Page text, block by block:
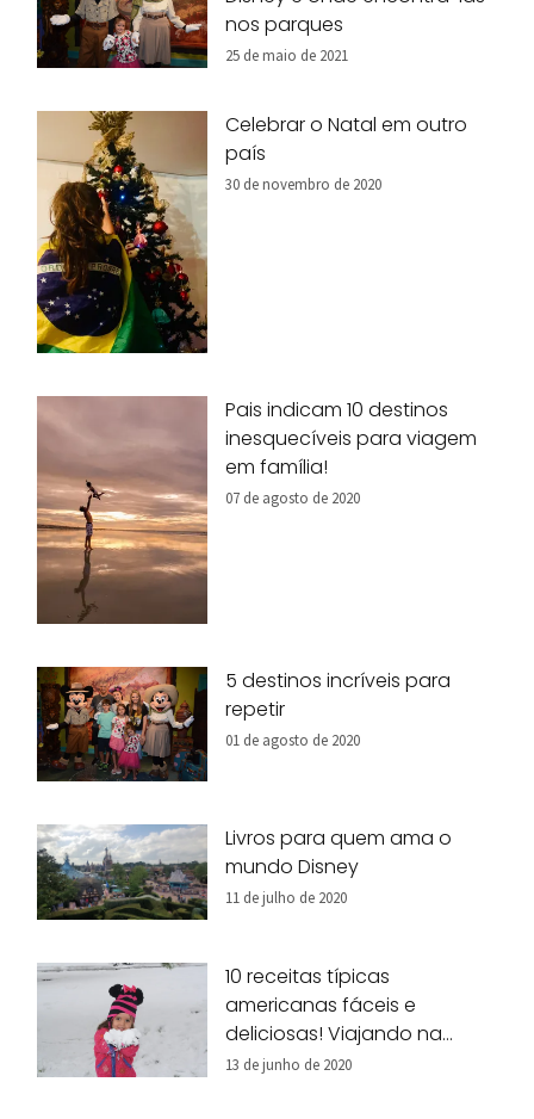
nos parques
25 de maio de 2021
Celebrar o Natal em outro
país
30 de novembro de 2020
Pais indicam 10 destinos
inesquecíveis para viagem
em família!
07 de agosto de 2020
5 destinos incríveis para
repetir
01 de agosto de 2020
Livros para quem ama o
mundo Disney
11 de julho de 2020
10 receitas típicas
americanas fáceis e
deliciosas! Viajando na
nossa cozinha!
13 de junho de 2020